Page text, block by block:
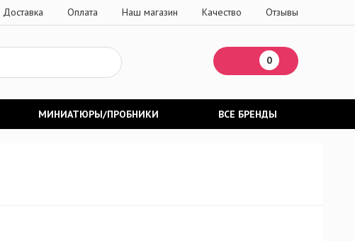
Доставка Оплата Наш магазин Качество Отзывы
0
МИНИАТЮРЫ/ПРОБНИКИ ВСЕ БРЕНДЫ